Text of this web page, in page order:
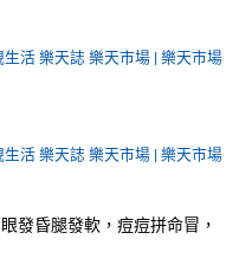
活 樂天誌 樂天市場 | 樂天市場
活 樂天誌 樂天市場 | 樂天市場
發昏腿發軟，痘痘拼命冒，